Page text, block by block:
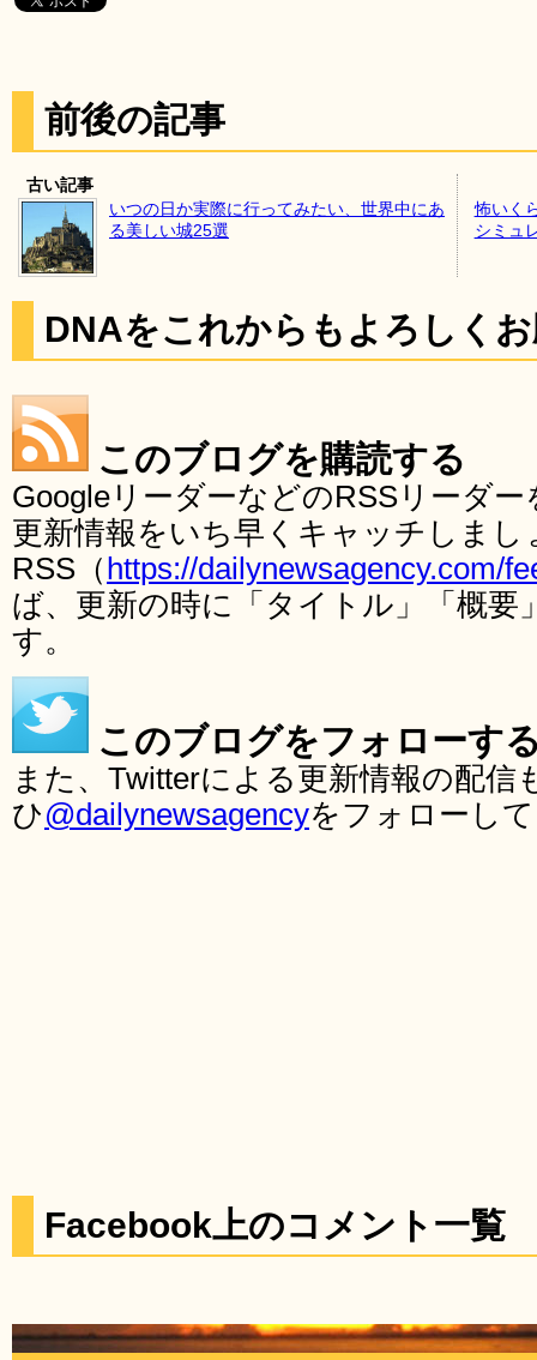
前後の記事
古い記事
いつの日か実際に行ってみたい、世界中にあ
る美しい城25選
怖いく
シミュ
DNAをこれからもよろしく
このブログを購読する
GoogleリーダーなどのRSSリーダ
更新情報をいち早くキャッチしま
RSS（ https://dailynewsagency.com/
ば、更新の時に「タイトル」「概要
す。
このブログをフォローす
また、Twitterによる更新情報の配
ひ@dailynewsagencyをフォローし
Facebook上のコメント一覧